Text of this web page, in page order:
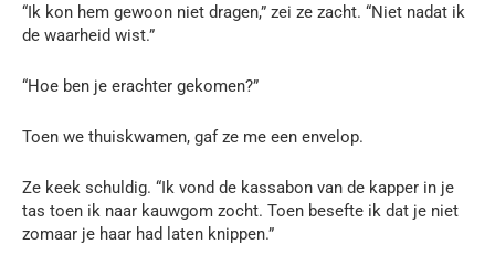
“Ik kon hem gewoon niet dragen,” zei ze zacht. “Niet nadat ik
de waarheid wist.”
“Hoe ben je erachter gekomen?”
Toen we thuiskwamen, gaf ze me een envelop.
Ze keek schuldig. “Ik vond de kassabon van de kapper in je
tas toen ik naar kauwgom zocht. Toen besefte ik dat je niet
zomaar je haar had laten knippen.”